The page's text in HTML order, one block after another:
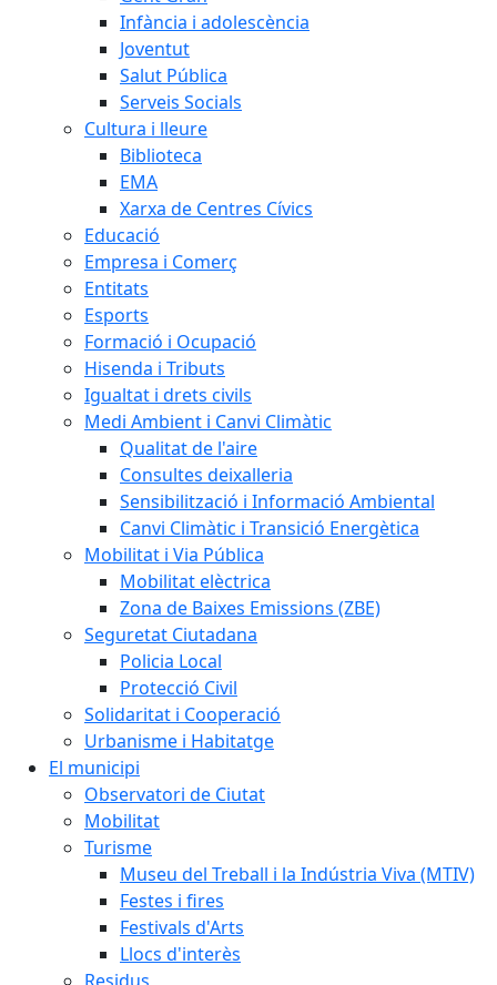
Infància i adolescència
Joventut
Salut Pública
Serveis Socials
Cultura i lleure
Biblioteca
EMA
Xarxa de Centres Cívics
Educació
Empresa i Comerç
Entitats
Esports
Formació i Ocupació
Hisenda i Tributs
Igualtat i drets civils
Medi Ambient i Canvi Climàtic
Qualitat de l'aire
Consultes deixalleria
Sensibilització i Informació Ambiental
Canvi Climàtic i Transició Energètica
Mobilitat i Via Pública
Mobilitat elèctrica
Zona de Baixes Emissions (ZBE)
Seguretat Ciutadana
Policia Local
Protecció Civil
Solidaritat i Cooperació
Urbanisme i Habitatge
El municipi
Observatori de Ciutat
Mobilitat
Turisme
Museu del Treball i la Indústria Viva (MTIV)
Festes i fires
Festivals d'Arts
Llocs d'interès